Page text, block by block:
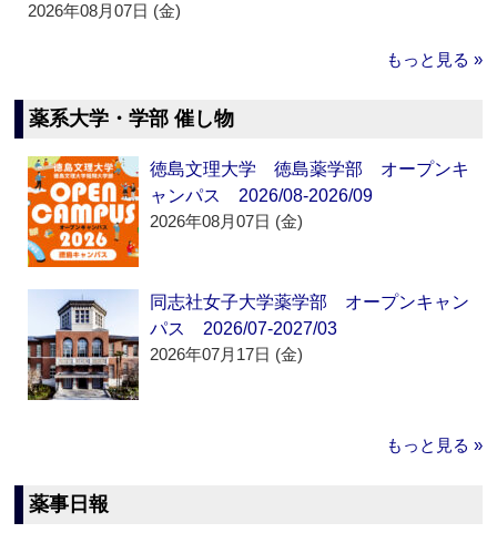
2026年08月07日 (金)
もっと見る »
薬系大学・学部 催し物
徳島文理大学 徳島薬学部 オープンキ
ャンパス 2026/08-2026/09
2026年08月07日 (金)
同志社女子大学薬学部 オープンキャン
パス 2026/07-2027/03
2026年07月17日 (金)
もっと見る »
薬事日報